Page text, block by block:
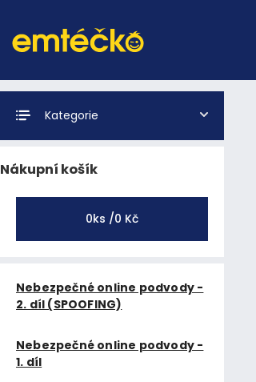
Kategorie
Nákupní košík
0ks /0 Kč
Nebezpečné online podvody -
2. díl (SPOOFING)
Nebezpečné online podvody -
1. díl